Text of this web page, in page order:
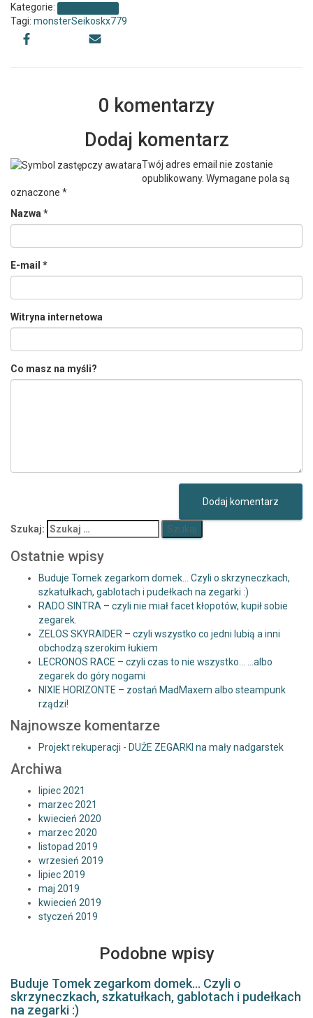
Kategorie:
Tagi: monsterSeikoskx779
0 komentarzy
Dodaj komentarz
Twój adres email nie zostanie
opublikowany. Wymagane pola są
oznaczone *
Nazwa *
E-mail *
Witryna internetowa
Co masz na myśli?
Szukaj:
Ostatnie wpisy
Buduje Tomek zegarkom domek… Czyli o skrzyneczkach,
szkatułkach, gablotach i pudełkach na zegarki :)
RADO SINTRA – czyli nie miał facet kłopotów, kupił sobie
zegarek.
ZELOS SKYRAIDER – czyli wszystko co jedni lubią a inni
obchodzą szerokim łukiem
LECRONOS RACE – czyli czas to nie wszystko… …albo
zegarek do góry nogami
NIXIE HORIZONTE – zostań MadMaxem albo steampunk
rządzi!
Najnowsze komentarze
Projekt rekuperacji - DUŻE ZEGARKI na mały nadgarstek
Archiwa
lipiec 2021
marzec 2021
kwiecień 2020
marzec 2020
listopad 2019
wrzesień 2019
lipiec 2019
maj 2019
kwiecień 2019
styczeń 2019
Podobne wpisy
Buduje Tomek zegarkom domek… Czyli o
skrzyneczkach, szkatułkach, gablotach i pudełkach
na zegarki :)